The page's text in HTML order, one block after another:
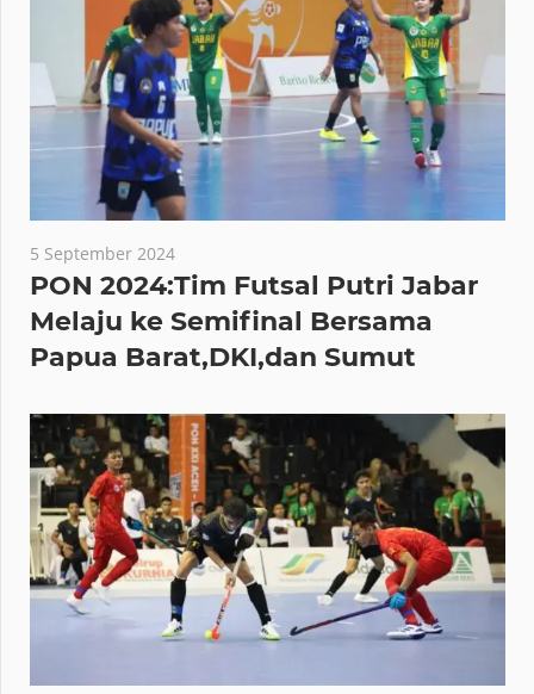
5 September 2024
PON 2024:Tim Futsal Putri Jabar
Melaju ke Semifinal Bersama
Papua Barat,DKI,dan Sumut